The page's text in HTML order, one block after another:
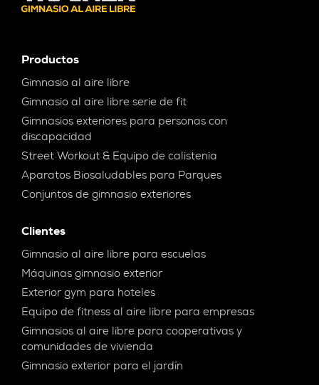
Productos
Gimnasio al aire libre
Gimnasio al aire libre serie de fit
Gimnasios exteriores para personas con
discapacidad
Street Workout & Equipo de calistenia
Aparatos Biosaludables para Parques
Conjuntos de gimnasio exteriores
Clientes
Gimnasio al aire libre para escuelas
Máquinas gimnasio exterior
Exterior gym para hoteles
Equipo de fitness al aire libre para empresas
Gimnasios al aire libre para cooperativas y
comunidades de vivienda
Gimnasio exterior para el jardín